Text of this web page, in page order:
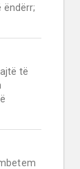
ëndërr;
të